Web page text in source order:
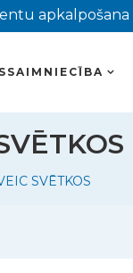
apkalpošana
SVĒTKOS